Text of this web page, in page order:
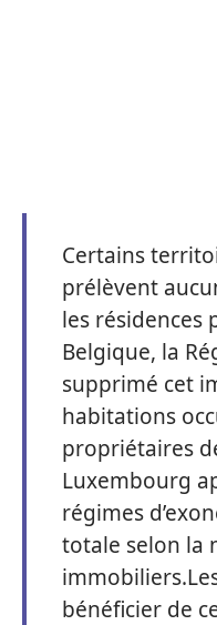
Certains
prélèvent
les résidences
Belgique, la
supprimé cet
habitations
propriétaires
Luxembourg
régimes
totale selon la
bénéficier de